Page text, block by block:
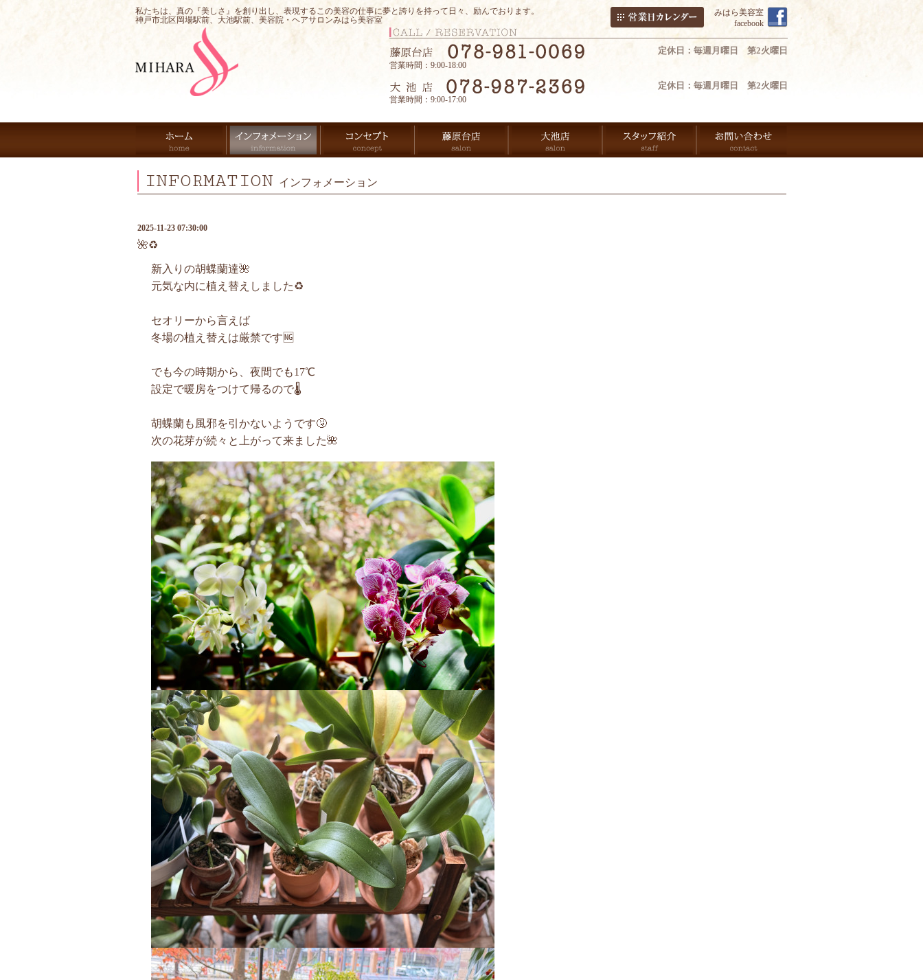
私たちは、真の『美しさ』を創り出し、表現するこの美容の仕事に夢と誇りを持って日々、励んでおります。
神戸市北区岡場駅前、大池駅前、美容院・ヘアサロンみはら美容室
みはら美容室
facebook
定休日：毎週月曜日 第2火曜日
営業時間：9:00-18:00
定休日：毎週月曜日 第2火曜日
営業時間：9:00-17:00
INFORMATION インフォメーション
2025-11-23 07:30:00
🌺♻️
新入りの胡蝶蘭達🌺
元気な内に植え替えしました♻️
セオリーから言えば
冬場の植え替えは厳禁です🆖
でも今の時期から、夜間でも17℃
設定で暖房をつけて帰るので🌡️
胡蝶蘭も風邪を引かないようです🤧
次の花芽が続々と上がって来ました🌺